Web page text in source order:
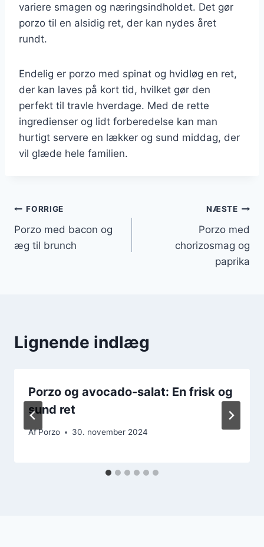
variere smagen og næringsindholdet. Det gør
porzo til en alsidig ret, der kan nydes året
rundt.
Endelig er porzo med spinat og hvidløg en ret,
der kan laves på kort tid, hvilket gør den
perfekt til travle hverdage. Med de rette
ingredienser og lidt forberedelse kan man
hurtigt servere en lækker og sund middag, der
vil glæde hele familien.
Indlægsnavigation
FORRIGE
Porzo med bacon og
æg til brunch
NÆSTE
Porzo med
chorizosmag og
paprika
Lignende indlæg
Porzo og avocado-salat: En frisk og
sund ret
AfPorzo 30. november 2024